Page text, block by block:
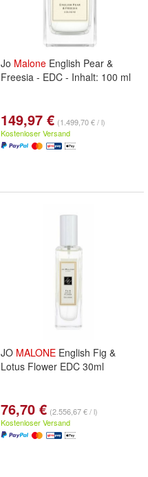
Jo Malone English Pear &
Freesia - EDC - Inhalt: 100 ml
149,97 € (1.499,70 € / l)
Kostenloser Versand
JO MALONE English Fig &
Lotus Flower EDC 30ml
76,70 € (2.556,67 € / l)
Kostenloser Versand